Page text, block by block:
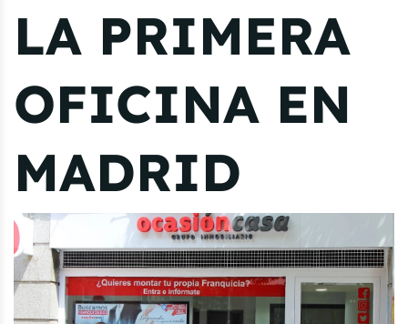
LA PRIMERA
OFICINA EN
MADRID